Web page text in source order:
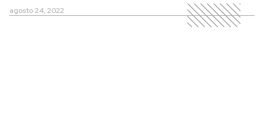
agosto 24, 2022